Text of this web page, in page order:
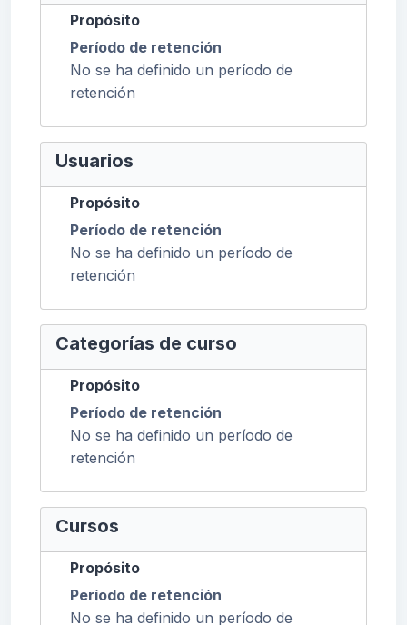
Propósito
Período de retención
No se ha definido un período de
retención
Usuarios
Propósito
Período de retención
No se ha definido un período de
retención
Categorías de curso
Propósito
Período de retención
No se ha definido un período de
retención
Cursos
Propósito
Período de retención
No se ha definido un período de